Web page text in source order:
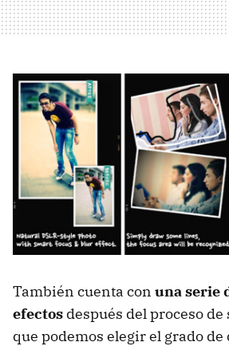
También cuenta con una serie
efectos después del proceso de
que podemos elegir el grado de